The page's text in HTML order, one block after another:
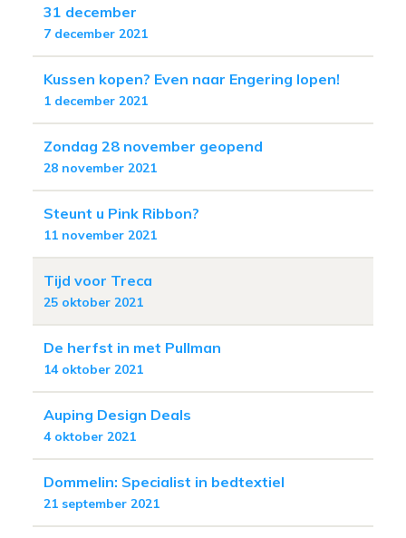
31 december
7 december 2021
Kussen kopen? Even naar Engering lopen!
1 december 2021
Zondag 28 november geopend
28 november 2021
Steunt u Pink Ribbon?
11 november 2021
Tijd voor Treca
25 oktober 2021
De herfst in met Pullman
14 oktober 2021
Auping Design Deals
4 oktober 2021
Dommelin: Specialist in bedtextiel
21 september 2021